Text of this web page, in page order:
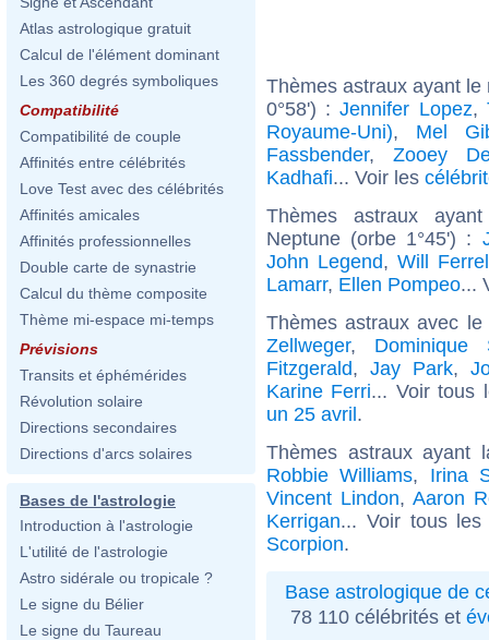
Atlas astrologique gratuit
Calcul de l'élément dominant
Les 360 degrés symboliques
Compatibilité
Compatibilité de couple
Affinités entre célébrités
Love Test avec des célébrités
Affinités amicales
Affinités professionnelles
Double carte de synastrie
Calcul du thème composite
Thème mi-espace mi-temps
Prévisions
Transits et éphémérides
Révolution solaire
Directions secondaires
Directions d'arcs solaires
Bases de l'astrologie
Introduction à l'astrologie
L'utilité de l'astrologie
Astro sidérale ou tropicale ?
Le signe du Bélier
Le signe du Taureau
Thèmes astraux ayant
0°58') :Jennifer Lopez,
Royaume-Uni), Mel
Fassbender, Zooey
Kadhafi... Voir les
Thèmes astraux
Neptune (orbe 1°45') :
John Legend,Will
Lamarr, Ellen Pompeo...
Thèmes astraux avec
Zellweger, Dominique
Fitzgerald, Jay Park,
Karine Ferri... Voir tous
un 25 avril.
Thèmes astraux
Robbie Williams, Irina
Vincent Lindon, Aaron
Kerrigan... Voir tous
Scorpion.
Base astrologique de
78 110 célébrités et